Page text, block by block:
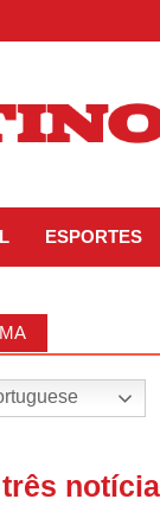
ESPORTES